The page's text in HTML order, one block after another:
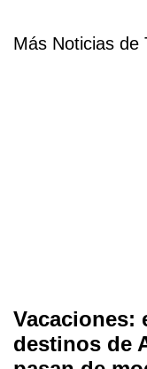
Más Noticias de
Vacaciones:
destinos de